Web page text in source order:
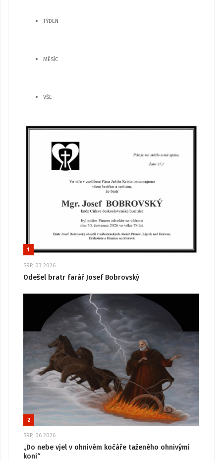
TÝDEN
MĚSÍC
VŠE
1
SRP, 03 2026
Odešel bratr farář Josef Bobrovský
2
SRP, 06 2026
„Do nebe vjel v ohnivém kočáře taženého ohnivými
koni“